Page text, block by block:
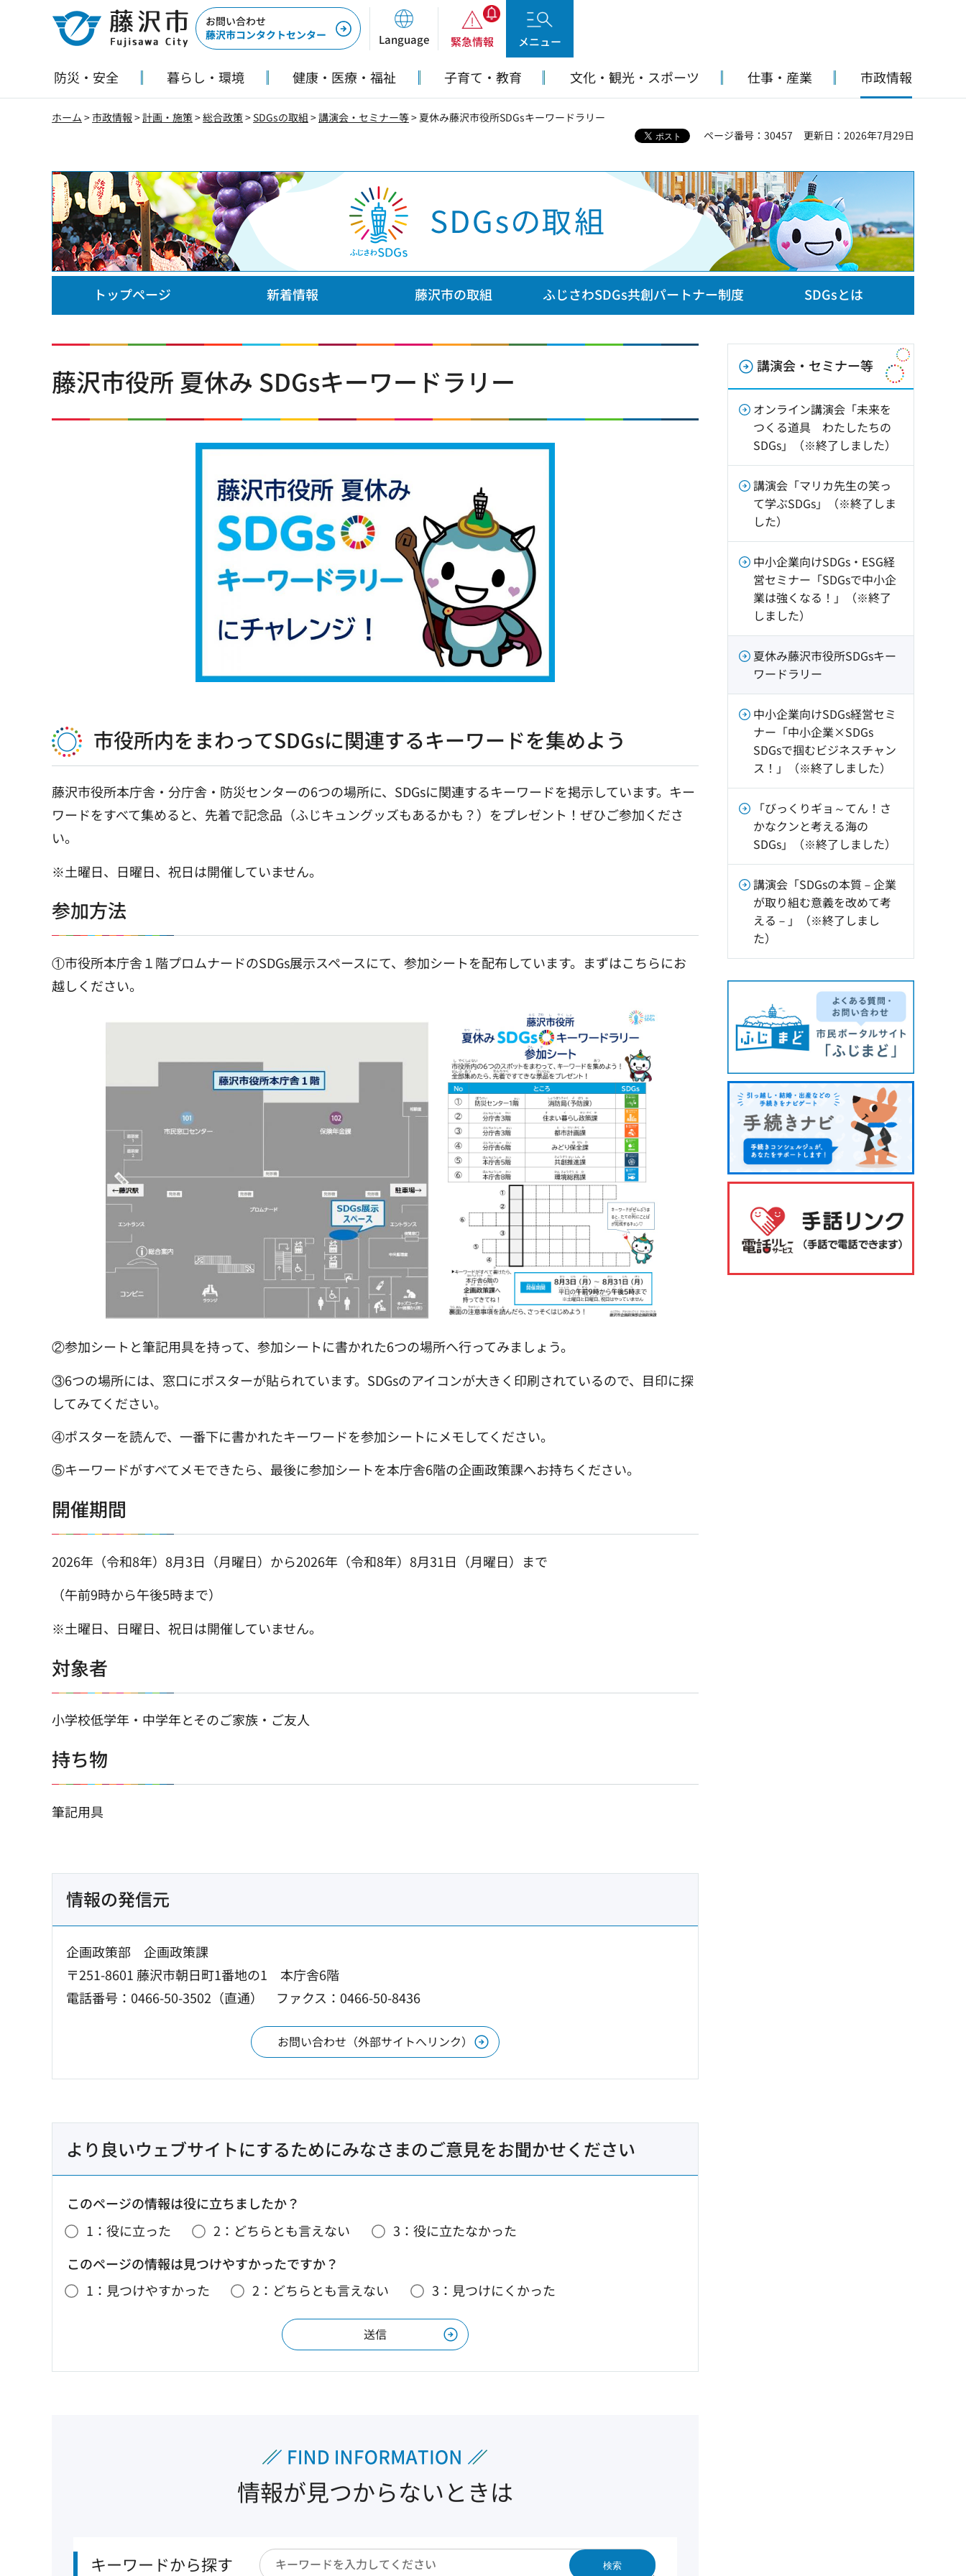
藤沢市
お問い合わせ
藤沢市コンタクトセンター
Language 緊急情報 メニュー
防災・安全 暮らし・環境 健康・医療・福祉 子育て・教育 文化・観光・スポーツ 仕事・産業 市政情報
ホーム >市政情報 >計画・施策>総合政策>SDGsの取組>講演会・セミナー等> 夏休み藤沢市役所SDGsキーワードラリー
ページ番号：30457
更新日：2026年7月29日
SDGsの取組
トップページ 新着情報 藤沢市の取組 ふじさわSDGs共創パートナー制度 SDGsとは
藤沢市役所 夏休み SDGsキーワードラリー
市役所内をまわってSDGsに関連するキーワードを集めよう
藤沢市役所本庁舎・分庁舎・防災センターの6つの場所に、SDGsに関連するキーワードを掲示しています。キー
ワードをすべて集めると、先着で記念品（ふじキュングッズもあるかも？）をプレゼント！ぜひご参加くださ
い。
※土曜日、日曜日、祝日は開催していません。
参加方法
①市役所本庁舎１階プロムナードのSDGs展示スペースにて、参加シートを配布しています。まずはこちらにお
越しください。
②参加シートと筆記用具を持って、参加シートに書かれた6つの場所へ行ってみましょう。
③6つの場所には、窓口にポスターが貼られています。SDGsのアイコンが大きく印刷されているので、目印に探
してみてください。
④ポスターを読んで、一番下に書かれたキーワードを参加シートにメモしてください。
⑤キーワードがすべてメモできたら、最後に参加シートを本庁舎6階の企画政策課へお持ちください。
開催期間
2026年（令和8年）8月3日（月曜日）から2026年（令和8年）8月31日（月曜日）まで
（午前9時から午後5時まで）
※土曜日、日曜日、祝日は開催していません。
対象者
小学校低学年・中学年とそのご家族・ご友人
持ち物
筆記用具
情報の発信元
企画政策部 企画政策課
〒251-8601 藤沢市朝日町1番地の1 本庁舎6階
電話番号：0466-50-3502（直通）
ファクス：0466-50-8436
お問い合わせ（外部サイトへリンク）
より良いウェブサイトにするためにみなさまのご意見をお聞かせください
このページの情報は役に立ちましたか？
1：役に立った
2：どちらとも言えない
3：役に立たなかった
このページの情報は見つけやすかったですか？
1：見つけやすかった
2：どちらとも言えない 3：見つけにくかった
情報が見つからないときは
キーワードから探す 検索
講演会・セミナー等
オンライン講演会「未来を
つくる道具 わたしたちの
SDGs」（※終了しました）
講演会「マリカ先生の笑っ
て学ぶSDGs」（※終了しま
した）
中小企業向けSDGs・ESG経
営セミナー「SDGsで中小企
業は強くなる！」（※終了
しました）
夏休み藤沢市役所SDGsキー
ワードラリー
中小企業向けSDGs経営セミ
ナー「中小企業×SDGs
SDGsで掴むビジネスチャン
ス！」（※終了しました）
「びっくりギョ～てん！さ
かなクンと考える海の
SDGs」（※終了しました）
講演会「SDGsの本質－企業
が取り組む意義を改めて考
える－」（※終了しまし
た）